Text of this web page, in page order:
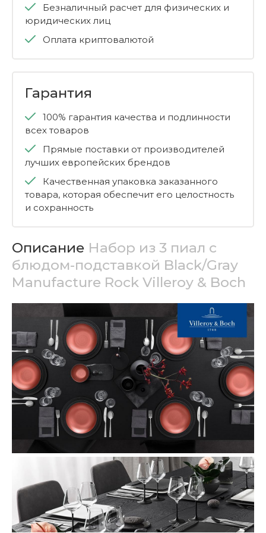
Безналичный расчет для физических и
юридических лиц
Оплата криптовалютой
Гарантия
100% гарантия качества и подлинности
всех товаров
Прямые поставки от производителей
лучших европейских брендов
Качественная упаковка заказанного
товара, которая обеспечит его целостность
и сохранность
Описание Набор из 3 пиал с
блюдом-подставкой Black/Gray
Manufacture Rock Villeroy & Boch